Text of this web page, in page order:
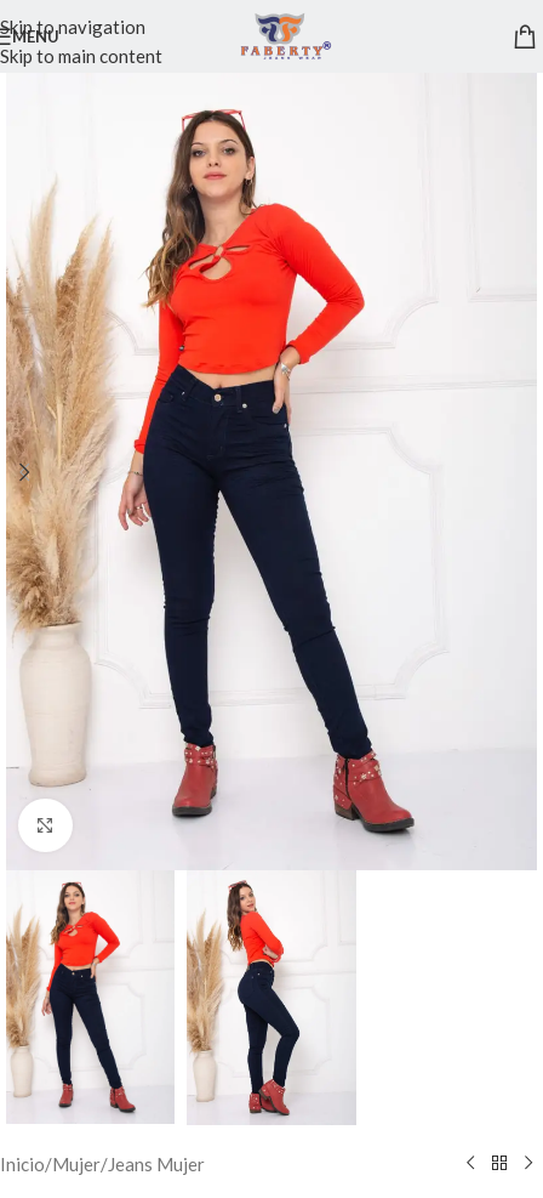
Skip to navigation
Skip to main content
MENU
Vista completa
Inicio/Mujer/Jeans Mujer